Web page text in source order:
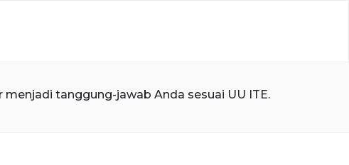
menjadi tanggung-jawab Anda sesuai UU ITE.